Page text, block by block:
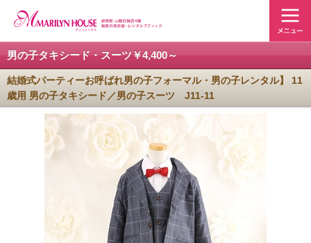
男の子タキシード・スーツ￥4,400～
結婚式パーティーお呼ばれ男の子フォーマル・男の子レンタル】 11
歳用 男の子タキシード／男の子スーツ J11-11